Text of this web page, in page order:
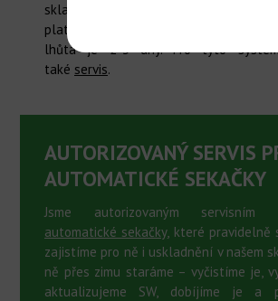
skladování a
platnou legislativou. Nádrže máme
lhůta je 2-3 dny. Pro tyto
také servis.
AUTORIZOVANÝ SERVIS
AUTOMATICKÉ SEKAČKY
Jsme autorizovaným servisním
automatické sekačky, které pravidelně
zajistíme pro ně i uskladnění v našem
ně přes zimu staráme – vyčistíme je,
aktualizujeme SW, dobíjíme je a